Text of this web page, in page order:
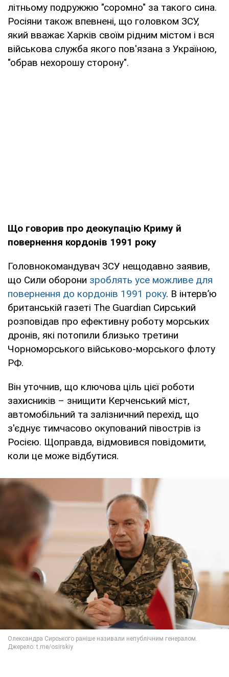
літньому подружжю "соромно" за такого сина.
Росіяни також впевнені, що головком ЗСУ,
який вважає Харків своїм рідним містом і вся
військова служба якого пов'язана з Україною,
"обрав нехорошу сторону".
Що говорив про деокупацію Криму й
повернення кордонів 1991 року
Головнокомандувач ЗСУ нещодавно заявив,
що Сили оборони зроблять усе можливе для
повернення до кордонів 1991 року. В інтерв’ю
британській газеті The Guardian Сирський
розповідав про ефективну роботу морських
дронів, які потопили близько третини
Чорноморського військово-морського флоту
РФ.
Він уточнив, що ключова ціль цієї роботи
захисників – знищити Керченський міст,
автомобільний та залізничний перехід, що
з'єднує тимчасово окупований півострів із
Росією. Щоправда, відмовився повідомити,
коли це може відбутися.